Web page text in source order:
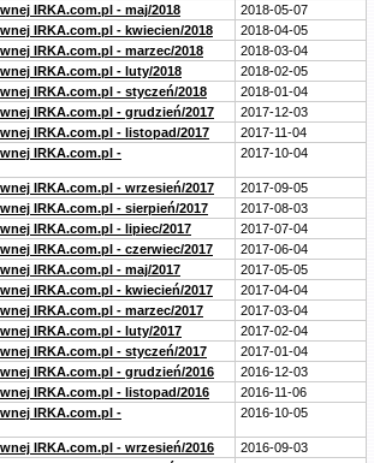
IRKA.com.pl - maj/2018
2018-05-07
IRKA.com.pl - kwiecien/2018
2018-04-05
IRKA.com.pl - marzec/2018
2018-03-04
IRKA.com.pl - luty/2018
2018-02-05
IRKA.com.pl - styczeń/2018
2018-01-04
IRKA.com.pl - grudzień/2017
2017-12-03
IRKA.com.pl - listopad/2017
2017-11-04
IRKA.com.pl -
2017-10-04
IRKA.com.pl - wrzesień/2017
2017-09-05
IRKA.com.pl - sierpień/2017
2017-08-03
IRKA.com.pl - lipiec/2017
2017-07-04
IRKA.com.pl - czerwiec/2017
2017-06-04
IRKA.com.pl - maj/2017
2017-05-05
IRKA.com.pl - kwiecień/2017
2017-04-04
IRKA.com.pl - marzec/2017
2017-03-04
IRKA.com.pl - luty/2017
2017-02-04
IRKA.com.pl - styczeń/2017
2017-01-04
IRKA.com.pl - grudzień/2016
2016-12-03
IRKA.com.pl - listopad/2016
2016-11-06
IRKA.com.pl -
2016-10-05
IRKA.com.pl - wrzesień/2016
2016-09-03